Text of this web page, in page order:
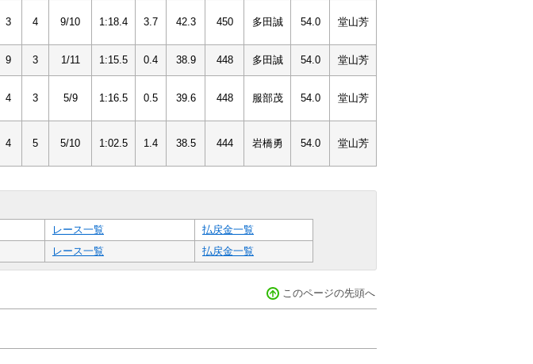
3 4 9/10 1:18.4 3.7 42.3 450 多田誠 54.0 堂山芳
9 3 1/11 1:15.5 0.4 38.9 448 多田誠 54.0 堂山芳
4 3 5/9 1:16.5 0.5 39.6 448 服部茂 54.0 堂山芳
4 5 5/10 1:02.5 1.4 38.5 444 岩橋勇 54.0 堂山芳
レース一覧
払戻金一覧
レース一覧 払戻金一覧
このページの先頭へ